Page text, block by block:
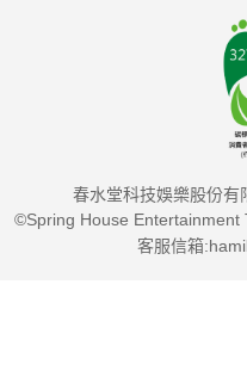
春水堂科技娛樂股份
©Spring House Entertainment
客服信箱